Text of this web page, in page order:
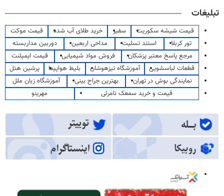
تبلیغات
قیمت شیشه سکوریت سفیر خرید طلای آب شده
قیمت موکت
تور کربلا
استند تسلیت مداحی اربعین
دوربین مداربسته
مرجع پاسخ معتبر پزشکان
فروش مواد شیمیایی
قیمت ایمپلنت
قطعات لباسشویی
آموزشگاه تیزهوشان بلیط هواپیما
پرشین هتل
نمایندگی بوش در تهران
بهترین جراح بینی
آموزشگاه زبان ملل
قیمت و خرید سمعک نامرئی
مهرینو